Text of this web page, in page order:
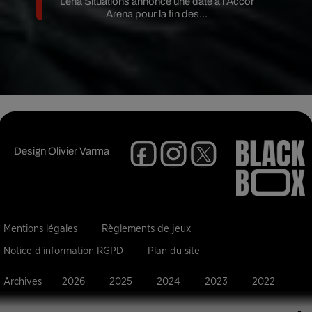
Arena pour la fin des...
DesignOlivier Varma
Mentions légales Règlements de jeux
Notice d'information RGPD Plan du site
Archives 2026 2025 2024 2023 2022